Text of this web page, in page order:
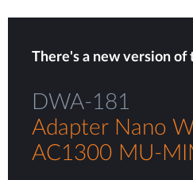
There's a new version of
DWA-181
Adapter Nano
AC1300